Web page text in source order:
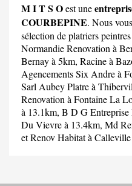
M I T S Oest une
COURBEPINE. Nous
sélection de platriers
Normandie Renovation à
Bernay à 5km, Racineà
Agencements Six Andreà
Sarl Aubey Platreà
Renovation à Fontaine La
à 13.1km, B D G
Du Vievre à 13.4km, Md
etRenov Habitatà Calleville